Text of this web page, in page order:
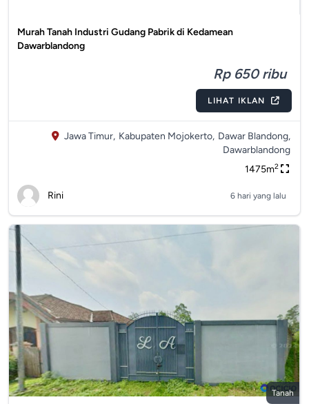
Murah Tanah Industri Gudang Pabrik di Kedamean
Dawarblandong
Rp 650 ribu
LIHAT IKLAN
Jawa Timur, Kabupaten Mojokerto, Dawar Blandong,
Dawarblandong
1475m2
Rini 6 hari yang lalu
Tanah